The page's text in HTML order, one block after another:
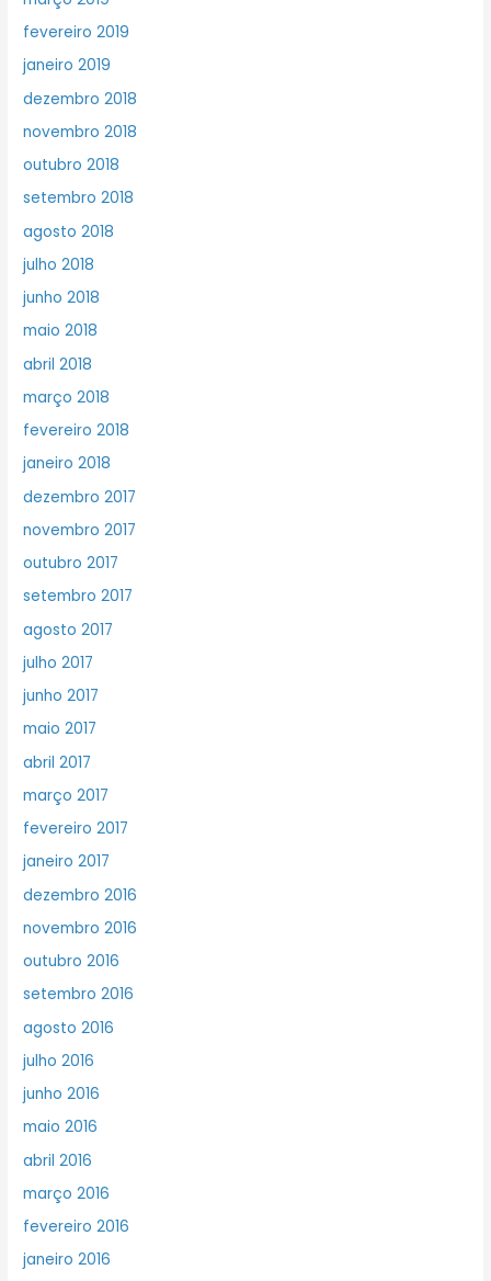
fevereiro 2019
janeiro 2019
dezembro 2018
novembro 2018
outubro 2018
setembro 2018
agosto 2018
julho 2018
junho 2018
maio 2018
abril 2018
março 2018
fevereiro 2018
janeiro 2018
dezembro 2017
novembro 2017
outubro 2017
setembro 2017
agosto 2017
julho 2017
junho 2017
maio 2017
abril 2017
março 2017
fevereiro 2017
janeiro 2017
dezembro 2016
novembro 2016
outubro 2016
setembro 2016
agosto 2016
julho 2016
junho 2016
maio 2016
abril 2016
março 2016
fevereiro 2016
janeiro 2016